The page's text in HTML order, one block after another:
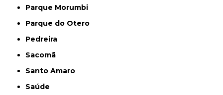
Parque Morumbi
Parque do Otero
Pedreira
Sacomã
Santo Amaro
Saúde